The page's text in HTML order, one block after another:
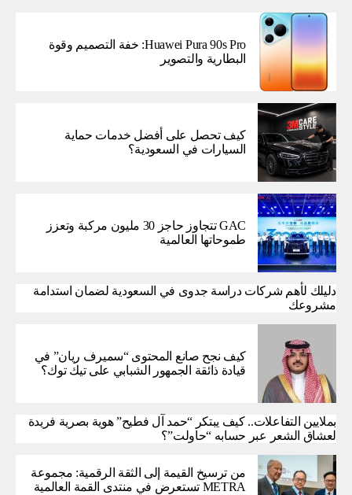
Huawei Pura 90s Pro: خفة التصميم وقوة
البطارية والتصوير
كيف تحصل على أفضل خدمات حماية
السيارات في السعودية؟
GAC تتجاوز حاجز 30 مليون مركبة وتعزز
طموحاتها العالمية
دليلك لأهم شركات دراسة جدوى في السعودية لضمان استدامة
مشروعك
كيف نجح صانع المحتوى “سميرف ريان” في
قيادة ذائقة الجمهور الشبابي على تيك توك؟
بملايين التفاعلات.. كيف يبتكر “حمد آل فطيح” هوية بصرية فريدة
لعشاق الشعر عبر حسابه “حاولت”؟
من ترسيخ القيمة إلى الثقة الرقمية: مجموعة
METRA تستعرض في منتدى القمة العالمية